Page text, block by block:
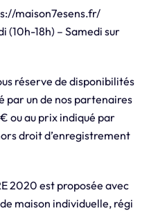
maison7esens.fr/
(10h-18h) – Samedi sur
réserve de disponibilités
par un de nos partenaires
ou au prix indiqué par
droit d’enregistrement
2020 est proposée avec
maison individuelle, régi